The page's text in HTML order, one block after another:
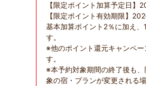
【限定ポイント加算予定日】
【限定ポイント有効期限】
基本加算ポイント2％に加え
す。
※他のポイント還元キャンペ
す。
※本予約対象期間の終了後も
象の宿・プランが変更される